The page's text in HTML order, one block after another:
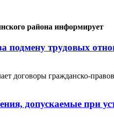
района информирует
подмену трудовых
договоры гражданско-
допускаемые при